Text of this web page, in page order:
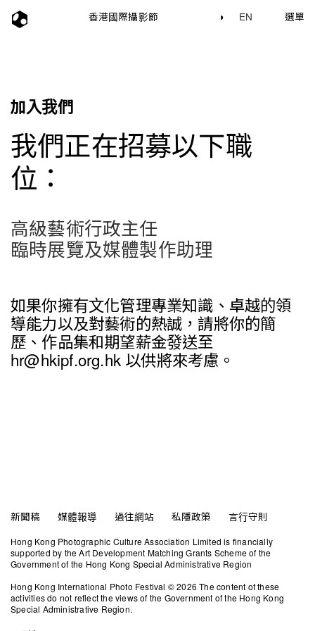
香港國際攝影節 ◑ EN 選單
加入我們
我們正在招募以下職
位：
高級藝術行政主任
臨時展覽及媒體製作助理
如果你擁有文化管理專業知識、卓越的領
導能力以及對藝術的熱誠，請將你的簡
歷、作品集和期望薪金發送至
hr@hkipf.org.hk 以供將來考慮。
新聞稿 媒體報導 過往網站 私隱政策 言行守則
Hong Kong Photographic Culture Association Limited is financially
supported by the Art Development Matching Grants Scheme of the
Government of the Hong Kong Special Administrative Region
Hong Kong International Photo Festival © 2026 The content of these
activities do not reflect the views of the Government of the Hong Kong
Special Administrative Region.